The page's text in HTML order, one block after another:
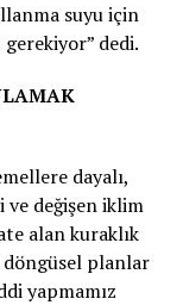
suyu için
dedi.
dayalı,
değişen iklim
alan kuraklık
döngüsel planlar
yapmamız